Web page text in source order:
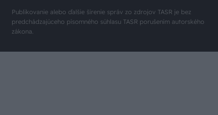
Publikovanie alebo ďalšie šírenie správ zo zdrojov TASR je bez
predchádzajúceho písomného súhlasu TASR porušením autorského
zákona.